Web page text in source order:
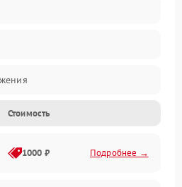
и оптики
Стоимость
1000 ₽ Подробнее →